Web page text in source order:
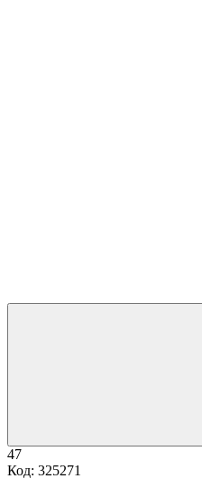
47
Код: 325271